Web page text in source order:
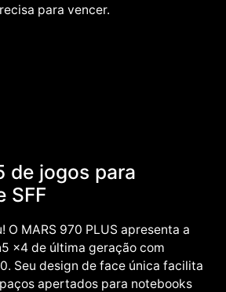
para vencer.
de jogos para
SFF
O MARS 970 PLUS apresenta a
x4 de última geração com
Seu design de face única facilita
apertados para notebooks